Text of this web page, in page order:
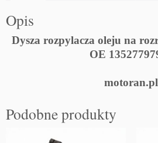
Opis
Dysza rozpylacza oleju na
OE
motoran.pl
Podobne produkty